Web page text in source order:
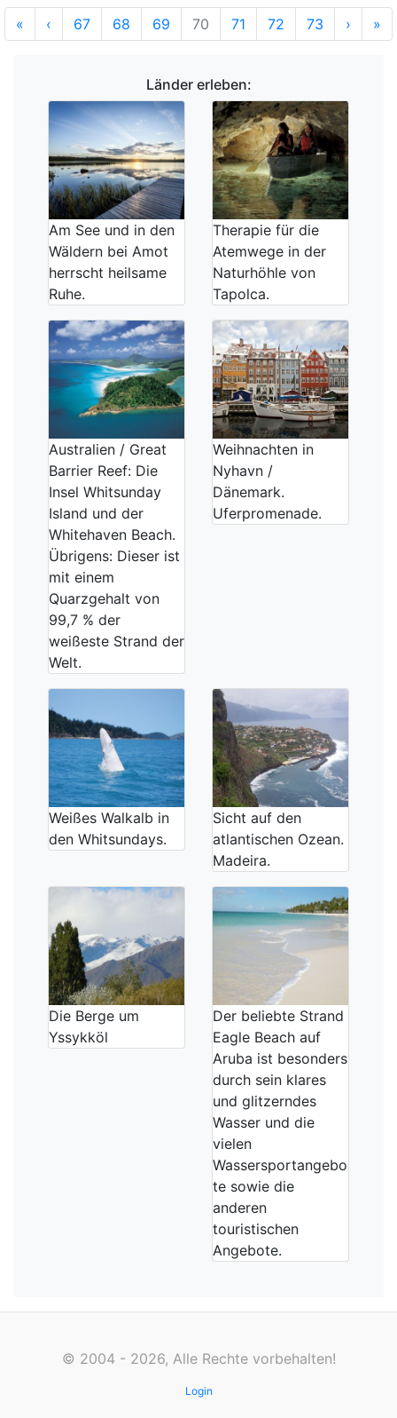
« Anfang
‹ Vorherige
67 68 69 70 71 72 73 › »
Länder erleben:
Am See und in den
Wäldern bei Amot
herrscht heilsame
Ruhe.
Therapie für die
Atemwege in der
Naturhöhle von
Tapolca.
Australien / Great
Barrier Reef: Die
Insel Whitsunday
Island und der
Whitehaven Beach.
Übrigens: Dieser ist
mit einem
Quarzgehalt von
99,7 % der
weißeste Strand der
Welt.
Weihnachten in
Nyhavn /
Dänemark.
Uferpromenade.
Weißes Walkalb in
den Whitsundays.
Sicht auf den
atlantischen Ozean.
Madeira.
Die Berge um
Yssykköl
Der beliebte Strand
Eagle Beach auf
Aruba ist besonders
durch sein klares
und glitzerndes
Wasser und die
vielen
Wassersportangebo
te sowie die
anderen
touristischen
Angebote.
© 2004 - 2026, Alle Rechte vorbehalten!
Login